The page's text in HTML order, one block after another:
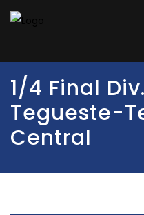
1/4 Final
Tegueste-
Central